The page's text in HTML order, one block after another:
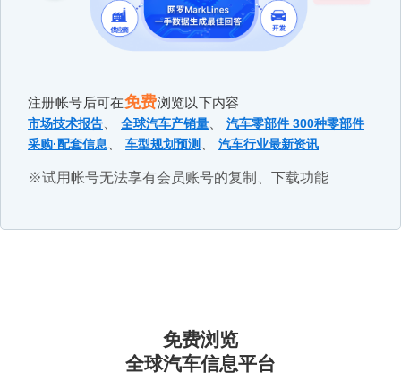
注册帐号后可在免费浏览以下内容
市场技术报告 全球汽车产销量
汽车零部件 300种零部件
采购·配套信息
车型规划预测 汽车行业最新资讯
※试用帐号无法享有会员账号的复制、下载功能
免费浏览
全球汽车信息平台